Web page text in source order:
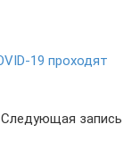
19 проходят
Следующая запись